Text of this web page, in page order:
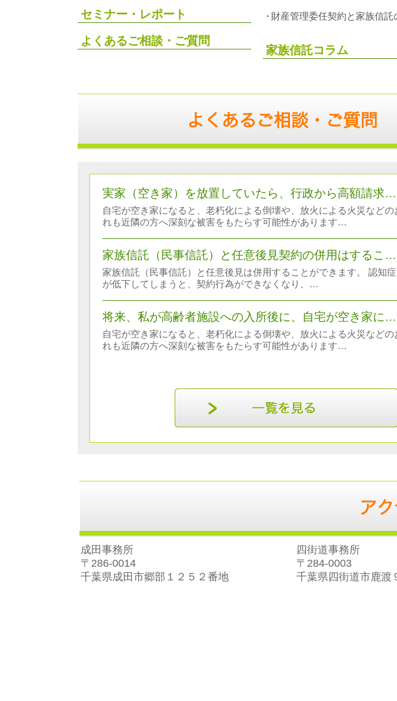
セミナー・レポート
よくあるご相談・ご質問
財産管理委任契約と家族信託
家族信託コラム
実家（空き家）を放置していたら、行政から高額請求…
自宅が空き家になると、老朽化による倒壊や、放火による火災など
れも近隣の方へ深刻な被害をもたらす可能性があります…
家族信託（民事信託）と任意後見契約の併用はするこ…
家族信託（民事信託）と任意後見は併用することができます。 認知
が低下してしまうと、契約行為ができなくなり、…
将来、私が高齢者施設への入所後に、自宅が空き家に…
自宅が空き家になると、老朽化による倒壊や、放火による火災など
れも近隣の方へ深刻な被害をもたらす可能性があります…
成田事務所
〒286-0014
千葉県成田市郷部１２５２番地
四街道事務所
〒284-0003
千葉県四街道市鹿渡